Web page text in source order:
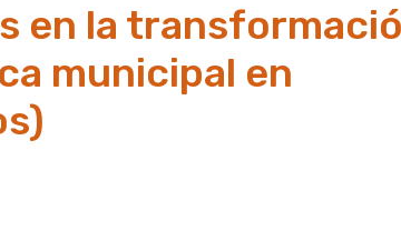
en la
municipal en